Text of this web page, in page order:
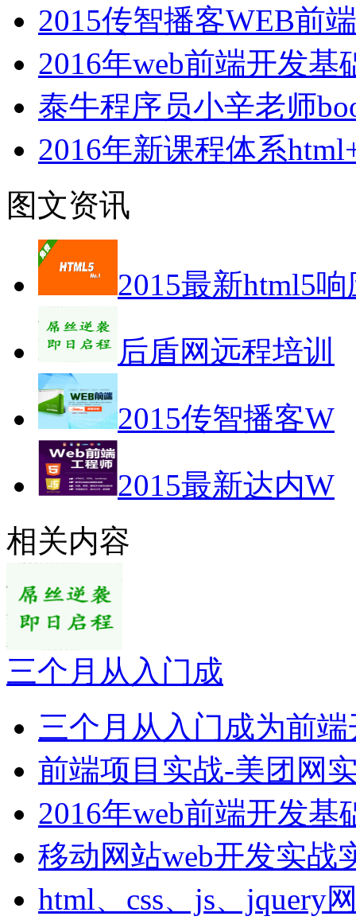
2015传智播客WEB前
2016年web前端开发基
泰牛程序员小辛老师
2016年新课程体系
图文资讯
2015最新html5响
后盾网远程培训
2015传智播客W
2015最新达内W
相关内容
三个月从入门成
三个月从入门成为前端
前端项目实战-美团网
2016年web前端开发基
移动网站web开发实战
html、css、js、jquery